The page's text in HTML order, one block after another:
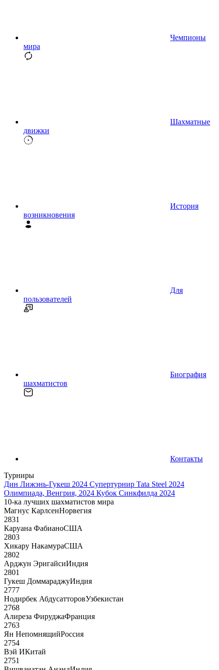
Чемпионы
мира
Шахматные
движки
История
возникновения
Для
пользователей
Биография
шахматистов
Контакты
Турниры
Дин Лижэнь-Гукеш 2024 Супертурнир Tata Steel 2024
Олимпиада, Венгрия, 2024 Кубок Синкфилда 2024
10-ка лучших шахматистов мира
Магнус КарлсенНорвегия
2831
Каруана ФабианоСША
2803
Хикару НакамураСША
2802
Арджун ЭригайсиИндия
2801
Гукеш ДоммараджуИндия
2777
Нодирбек АбдусатторовУзбекистан
2768
Алиреза ФируджаФранция
2763
Ян НепомнящийРоссия
2754
Вэй ИКитай
2751